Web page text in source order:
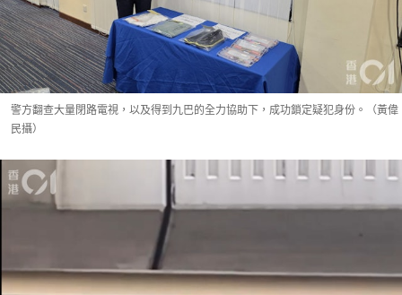
警方翻查大量閉路電視，以及得到九巴的全力協助下，成功鎖定疑犯身份。（黃偉
民攝）